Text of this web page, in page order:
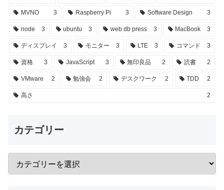
MVNO 3 Raspberry Pi 3 Software Design 3
node 3 ubuntu 3 web db press 3 MacBook 3
ディスプレイ 3 モニター 3 LTE 3 コマンド 3
資格 3 JavaScript 3 無印良品 2 読書 2
VMware 2 勉強会 2 デスクワーク 2 TDD 2
高さ 2
カテゴリー